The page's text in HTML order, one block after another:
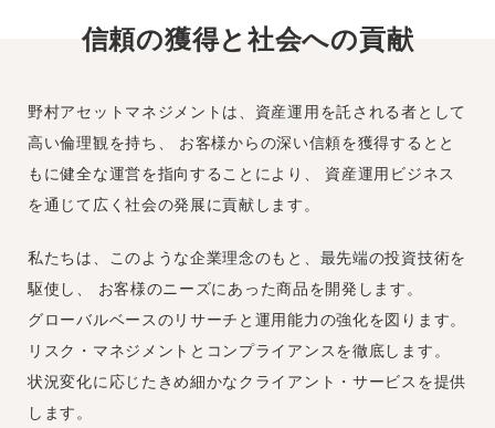
信頼の獲得と社会への貢献
野村アセットマネジメントは、資産運用を託される者として
高い倫理観を持ち、
お客様からの深い信頼を獲得するとと
もに健全な運営を指向することにより、
資産運用ビジネス
を通じて広く社会の発展に貢献します。
私たちは、このような企業理念のもと、最先端の投資技術を
駆使し、
お客様のニーズにあった商品を開発します。
グローバルベースのリサーチと運用能力の強化を図ります。
リスク・マネジメントとコンプライアンスを徹底します。
状況変化に応じたきめ細かなクライアント・サービスを提供
します。